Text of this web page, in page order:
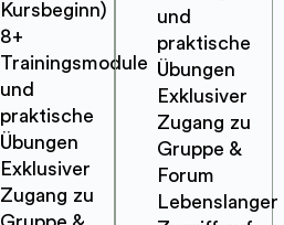
Kursbeginn)
8+
Trainingsmodule
und
praktische
Übungen
Exklusiver
Zugang zu
und
praktische
Übungen
Exklusiver
Zugang zu
Gruppe &
Forum
Lebenslanger